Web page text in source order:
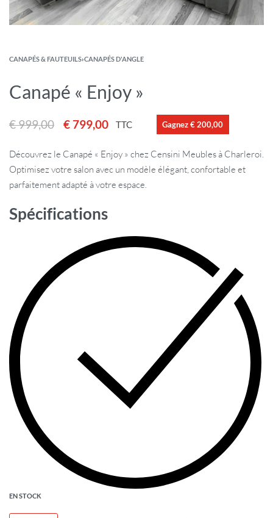
CANAPÉS & FAUTEUILS›CANAPÉS D'ANGLE
Canapé « Enjoy »
€999,00 € 799,00 TTC Gagnez € 200,00
Découvrez le Canapé « Enjoy » chez Censini Meubles à Charleroi.
Optimisez votre salon avec un modèle élégant, confortable et
parfaitement adapté à votre espace.
Spécifications
EN STOCK